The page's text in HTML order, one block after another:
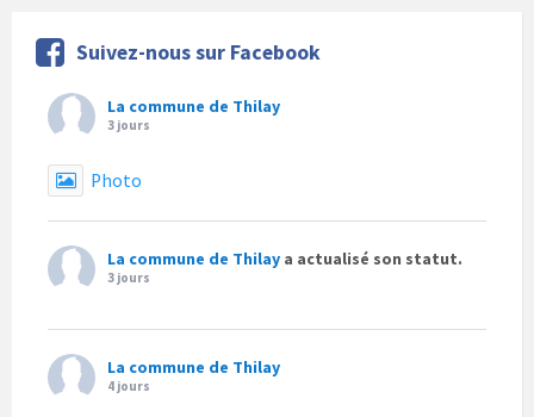
Suivez-nous sur Facebook
La commune de Thilay
3 jours
Photo
La commune de Thilay a actualisé son statut.
3 jours
La commune de Thilay
4 jours